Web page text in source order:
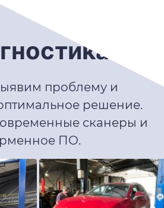
проблему и
решение.
сканеры и
ПО.